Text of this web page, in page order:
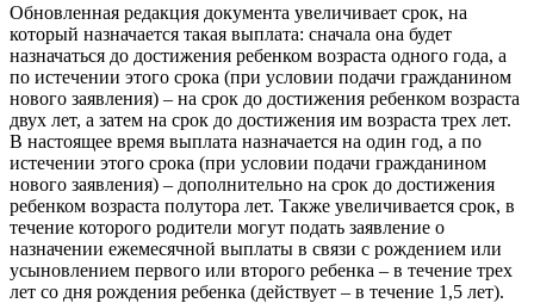
Обновленная редакция документа увеличивает срок, на
который назначается такая выплата: сначала она будет
назначаться до достижения ребенком возраста одного года, а
по истечении этого срока (при условии подачи гражданином
нового заявления) – на срок до достижения ребенком возраста
двух лет, а затем на срок до достижения им возраста трех лет.
В настоящее время выплата назначается на один год, а по
истечении этого срока (при условии подачи гражданином
нового заявления) – дополнительно на срок до достижения
ребенком возраста полутора лет. Также увеличивается срок, в
течение которого родители могут подать заявление о
назначении ежемесячной выплаты в связи с рождением или
усыновлением первого или второго ребенка – в течение трех
лет со дня рождения ребенка (действует – в течение 1,5 лет).